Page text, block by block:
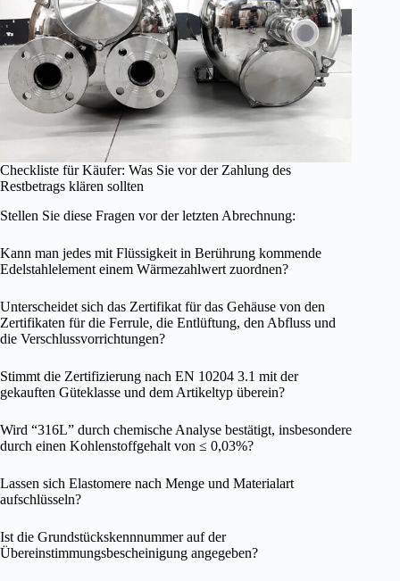
Checkliste für Käufer: Was Sie vor der Zahlung des
Restbetrags klären sollten
Stellen Sie diese Fragen vor der letzten Abrechnung:
Kann man jedes mit Flüssigkeit in Berührung kommende
Edelstahlelement einem Wärmezahlwert zuordnen?
Unterscheidet sich das Zertifikat für das Gehäuse von den
Zertifikaten für die Ferrule, die Entlüftung, den Abfluss und
die Verschlussvorrichtungen?
Stimmt die Zertifizierung nach EN 10204 3.1 mit der
gekauften Güteklasse und dem Artikeltyp überein?
Wird “316L” durch chemische Analyse bestätigt, insbesondere
durch einen Kohlenstoffgehalt von ≤ 0,03%?
Lassen sich Elastomere nach Menge und Materialart
aufschlüsseln?
Ist die Grundstückskennnummer auf der
Übereinstimmungsbescheinigung angegeben?